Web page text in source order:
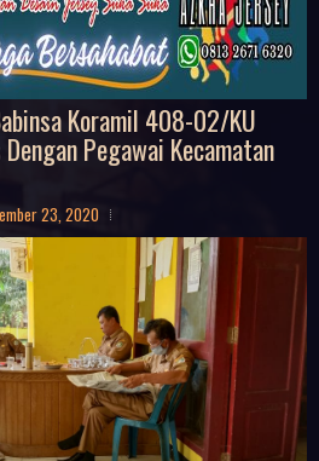
Koramil 408-02/KU
Pegawai Kecamatan
23, 2020